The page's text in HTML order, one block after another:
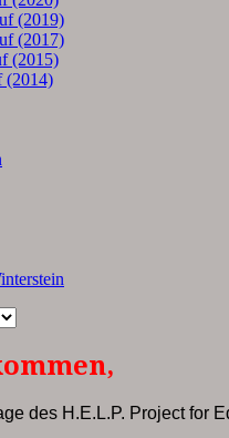
(2019)
(2017)
(2015)
(2014)
des H.E.L.P. Project for